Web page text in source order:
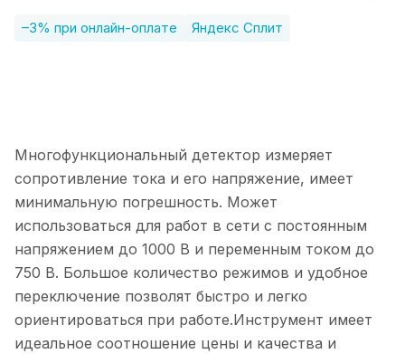
–3% при онлайн-оплате Яндекс Сплит
Многофункциональный детектор измеряет
сопротивление тока и его напряжение, имеет
минимальную погрешность. Может
использоваться для работ в сети с постоянным
напряжением до 1000 В и переменным током до
750 В. Большое количество режимов и удобное
переключение позволят быстро и легко
ориентироваться при работе.Инструмент имеет
идеальное соотношение цены и качества и